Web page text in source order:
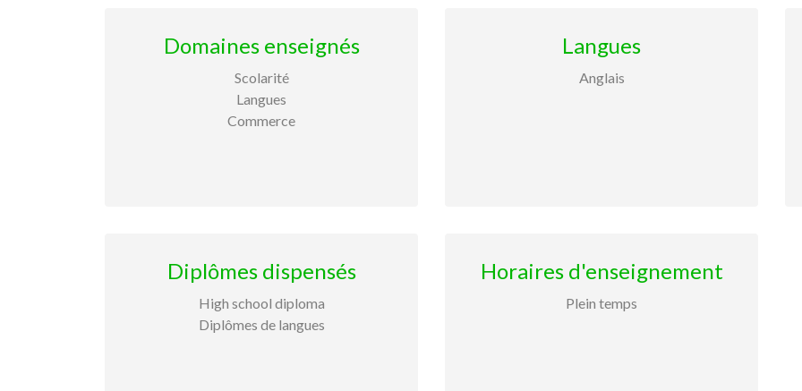
Domaines enseignés
Scolarité
Langues
Commerce
Langues
Anglais
Diplômes dispensés
High school diploma
Diplômes de langues
Horaires d'enseignement
Plein temps